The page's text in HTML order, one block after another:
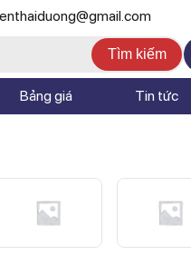
Tìm kiếm
Bảng giá Tin tức